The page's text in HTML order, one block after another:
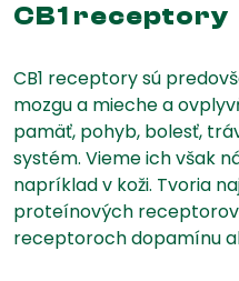
CB1 receptory
CB1 receptory sú
mozgu a mieche a
pamäť, pohyb, bolesť,
systém. Vieme ich však
napríklad v koži. Tvoria
proteínových
receptoroch dopamínu